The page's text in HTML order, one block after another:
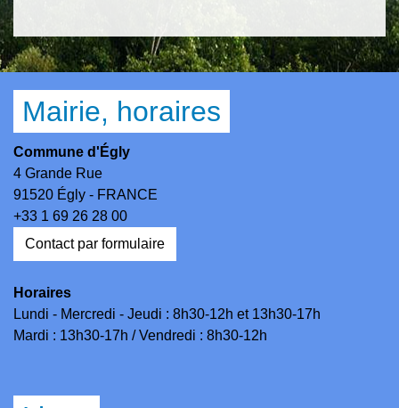
Mairie, horaires
Commune d'Égly
4 Grande Rue
91520 Égly - FRANCE
+33 1 69 26 28 00
Contact par formulaire
Horaires
Lundi - Mercredi - Jeudi : 8h30-12h et 13h30-17h
Mardi : 13h30-17h / Vendredi : 8h30-12h